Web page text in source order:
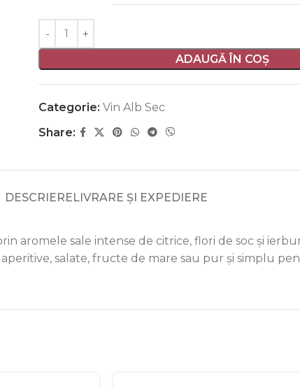
ADAUGĂ ÎN COȘ
Categorie: Vin Alb Sec
Share:
DESCRIERE LIVRARE ȘI EXPEDIERE
aromele sale intense de citrice, flori de soc și
salate, fructe de mare sau pur și simplu